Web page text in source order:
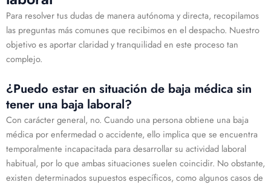
Para resolver tus dudas de manera autónoma y directa, recopilamos
las preguntas más comunes que recibimos en el despacho. Nuestro
objetivo es aportar claridad y tranquilidad en este proceso tan
complejo.
¿Puedo estar en situación de baja médica sin
tener una baja laboral?
Con carácter general, no. Cuando una persona obtiene una baja
médica por enfermedad o accidente, ello implica que se encuentra
temporalmente incapacitada para desarrollar su actividad laboral
habitual, por lo que ambas situaciones suelen coincidir. No obstante,
existen determinados supuestos específicos, como algunos casos de